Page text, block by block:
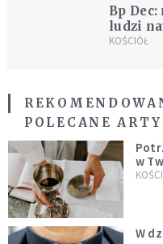
Bp
ludzi
KOŚCIÓŁ
POLECANE
w
W